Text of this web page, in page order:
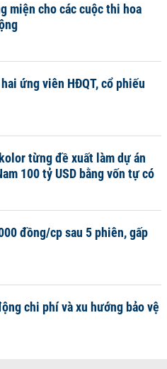
miện cho các cuộc thi hoa
ứng viên HĐQT, cổ phiếu
từng đề xuất làm dự án
100 tỷ USD bằng vốn tự có
đồng/cp sau 5 phiên, gấp
chi phí và xu hướng bảo vệ